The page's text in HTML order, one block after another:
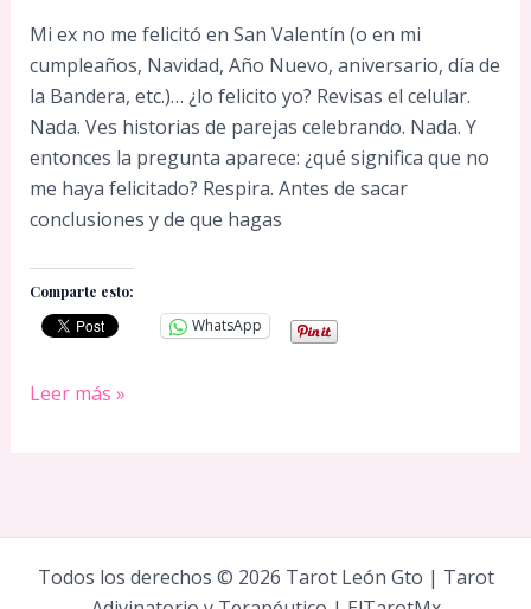
Mi ex no me felicitó en San Valentín (o en mi
cumpleaños, Navidad, Año Nuevo, aniversario, día de
la Bandera, etc.)… ¿lo felicito yo? Revisas el celular.
Nada. Ves historias de parejas celebrando. Nada. Y
entonces la pregunta aparece: ¿qué significa que no
me haya felicitado? Respira. Antes de sacar
conclusiones y de que hagas
Comparte esto:
WhatsApp
Mi
el
14
Leer más »
Todos los derechos © 2026 Tarot León Gto | Tarot